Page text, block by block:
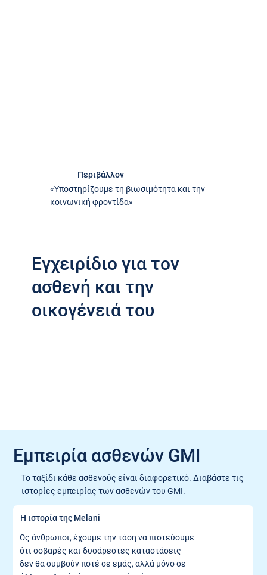
Εγχειρίδιο για τον
ασθενή και την
οικογένειά του
Περιβάλλον
«Υποστηρίζουμε τη βιωσιμότητα και την
κοινωνική φροντίδα»
Εμπειρία ασθενών GMI
Το ταξίδι κάθε ασθενούς είναι διαφορετικό. Διαβάστε τις
ιστορίες εμπειρίας των ασθενών του GMI.
Η ιστορία της Melani
Ως άνθρωποι, έχουμε την τάση να πιστεύουμε
ότι σοβαρές και δυσάρεστες καταστάσεις
δεν θα συμβούν ποτέ σε εμάς, αλλά μόνο σε